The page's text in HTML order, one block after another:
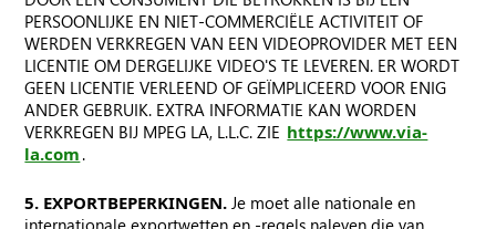
PERSOONLIJKE EN NIET-COMMERCIËLE ACTIVITEIT OF
WERDEN VERKREGEN VAN EEN VIDEOPROVIDER MET EEN
LICENTIE OM DERGELIJKE VIDEO'S TE LEVEREN. ER WORDT
GEEN LICENTIE VERLEEND OF GEÏMPLICEERD VOOR ENIG
ANDER GEBRUIK. EXTRA INFORMATIE KAN WORDEN
VERKREGEN BIJ MPEG LA, L.L.C. ZIE https://www.via-
la.com .
5. EXPORTBEPERKINGEN. Je moet alle nationale en
internationale exportwetten en -regels naleven die van